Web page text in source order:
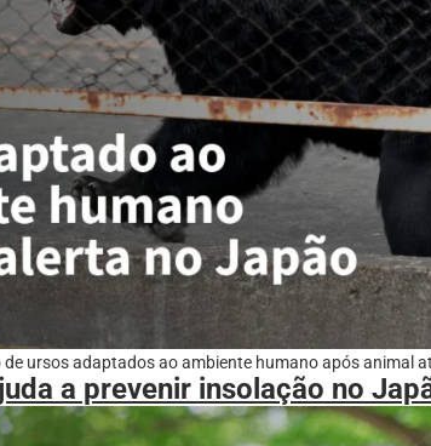
ursos adaptados ao ambiente humano após animal
a prevenir insolação no